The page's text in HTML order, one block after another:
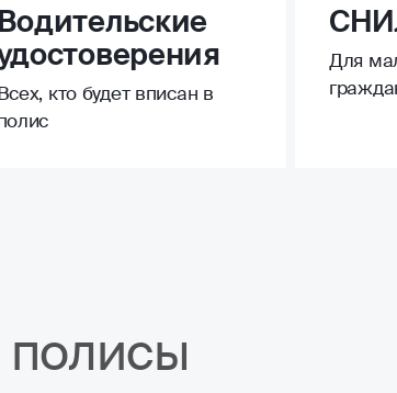
Водительские
кто будет вписан в
Для